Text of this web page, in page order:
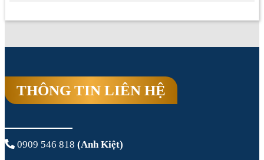
THÔNG TIN LIÊN HỆ
0909 546 818 (Anh Kiệt)